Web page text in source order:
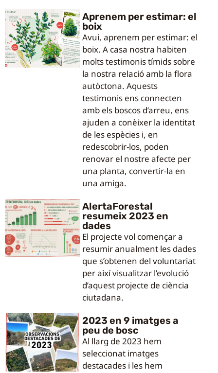
Aprenem per estimar: el
boix
Avui, aprenem per estimar: el
boix. A casa nostra habiten
molts testimonis tímids sobre
la nostra relació amb la flora
autòctona. Aquests
testimonis ens connecten
amb els boscos d’arreu, ens
ajuden a conèixer la identitat
de les espècies i, en
redescobrir-los, poden
renovar el nostre afecte per
una planta, convertir-la en
una amiga.
AlertaForestal
resumeix 2023 en
dades
El projecte vol començar a
resumir anualment les dades
que s’obtenen del voluntariat
per així visualitzar l’evolució
d’aquest projecte de ciència
ciutadana.
2023 en 9 imatges a
peu de bosc
Al llarg de 2023 hem
seleccionat imatges
destacades i les hem